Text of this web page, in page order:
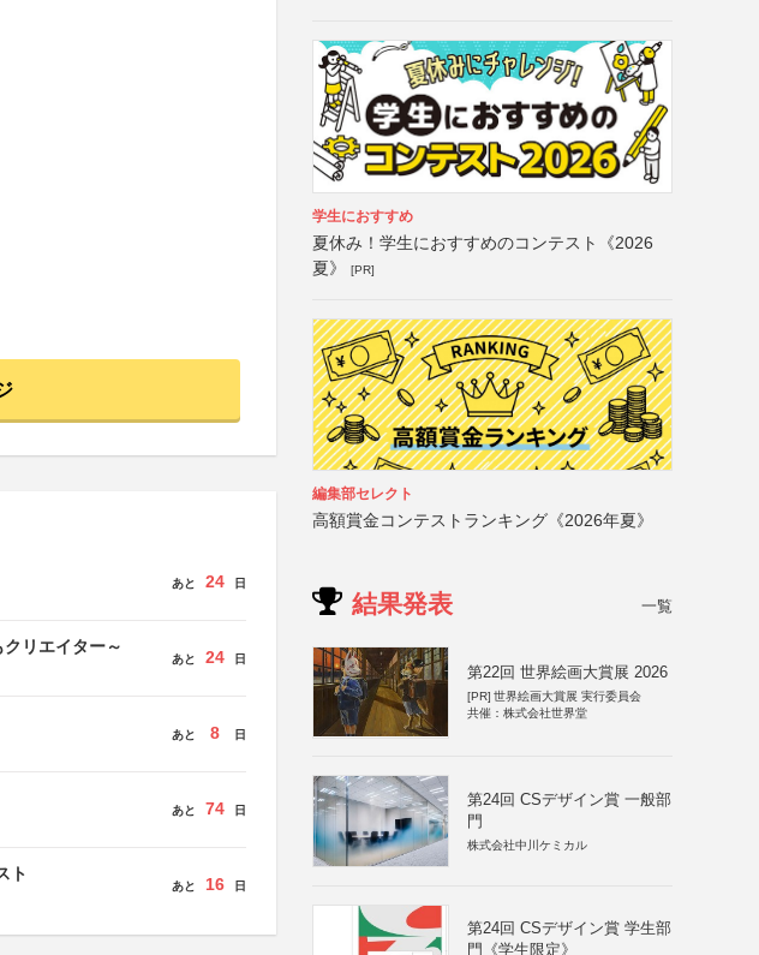
あと 24 日
リエイター～
あと 24 日
あと 8 日
あと 74 日
ト
あと 16 日
学生におすすめ
夏休み！学生におすすめのコンテスト《2026
夏》
[PR]
編集部セレクト
高額賞金コンテストランキング《2026年夏》
結果発表 一覧
第22回 世界絵画大賞展 2026
[PR] 世界絵画大賞展 実行委員会
共催：株式会社世界堂
第24回 CSデザイン賞 一般部
門
株式会社中川ケミカル
第24回 CSデザイン賞 学生部
門《学生限定》